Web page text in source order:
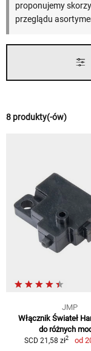
proponujemy
przeglądu
8 produkty(-ów)
JMP
Włącznik Świateł
do różnych
SCD 21,58 zł2 od